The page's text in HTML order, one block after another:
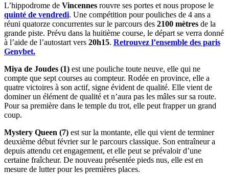
L’hippodrome de Vincennes rouvre ses portes et nous propose le
quinté de vendredi. Une compétition pour pouliches de 4 ans a
réuni quatorze concurrentes sur le parcours des 2100 mètres de la
grande piste. Prévu dans la huitième course, le départ se verra donné
à l’aide de l’autostart vers 20h15. Retrouvez l’ensemble des paris
Genybet.
Miya de Joudes (1) est une pouliche toute neuve, elle qui ne
compte que sept courses au compteur. Rodée en province, elle a
quatre victoires à son actif, signe évident de qualité. Elle vient de
dominer un élément de qualité et n’aura pas les mâles sur sa route.
Pour sa première dans le temple du trot, elle peut frapper un grand
coup.
Mystery Queen (7) est sur la montante, elle qui vient de terminer
deuxième début février sur le parcours classique. Son entraîneur a
depuis attendu cet engagement, et elle peut se prévaloir d’une
certaine fraîcheur. De nouveau présentée pieds nus, elle est en
mesure de lutter pour les premières places.